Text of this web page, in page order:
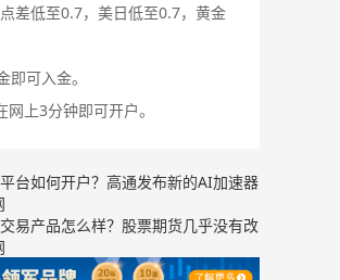
差低至0.7，美日低至0.7，黄金
即可入金。
网上3分钟即可开户。
台如何开户？高通发布新的AI加速器
易产品怎么样？股票期货几乎没有改